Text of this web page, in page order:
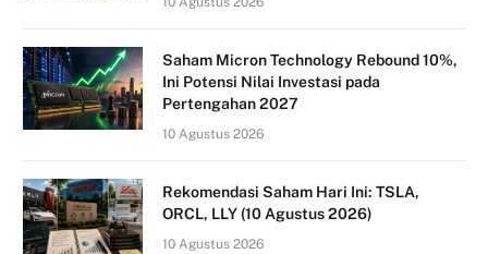
Saham Micron Technology Rebound 10%,
Ini Potensi Nilai Investasi pada
Pertengahan 2027
10 Agustus 2026
Rekomendasi Saham Hari Ini: TSLA,
ORCL, LLY (10 Agustus 2026)
10 Agustus 2026